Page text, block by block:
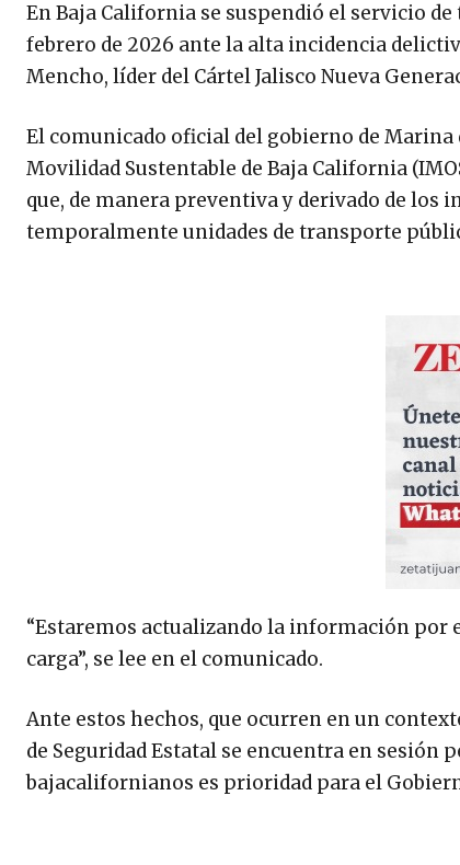
En Baja California se suspendió el servicio
febrero de 2026 ante la alta incidencia
Mencho, líder del Cártel Jalisco Nueva
El comunicado oficial del gobierno de
Movilidad Sustentable de Baja California
que, de manera preventiva y derivado de
temporalmente unidades de transporte
“Estaremos actualizando la información por
carga”, se lee en el comunicado.
Ante estos hechos, que ocurren en un
de Seguridad Estatal se encuentra en sesión
bajacalifornianos es prioridad para el